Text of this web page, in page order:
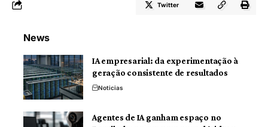
Twitter
News
IA empresarial: da experimentação à
geração consistente de resultados
Noticias
Agentes de IA ganham espaço no